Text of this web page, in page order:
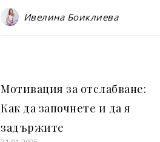
Ивелина Боиклиева
Мотивация за отслабване:
Как да започнете и да я
задържите